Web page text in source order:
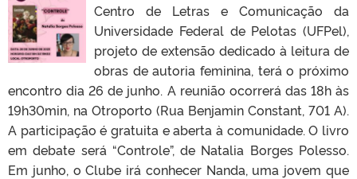
Centro de Letras e Comunicação da
Universidade Federal de Pelotas (UFPel),
projeto de extensão dedicado à leitura de
obras de autoria feminina, terá o próximo
encontro dia 26 de junho. A reunião ocorrerá das 18h às
19h30min, na Otroporto (Rua Benjamin Constant, 701 A).
A participação é gratuita e aberta à comunidade. O livro
em debate será “Controle”, de Natalia Borges Polesso.
Em junho, o Clube irá conhecer Nanda, uma jovem que